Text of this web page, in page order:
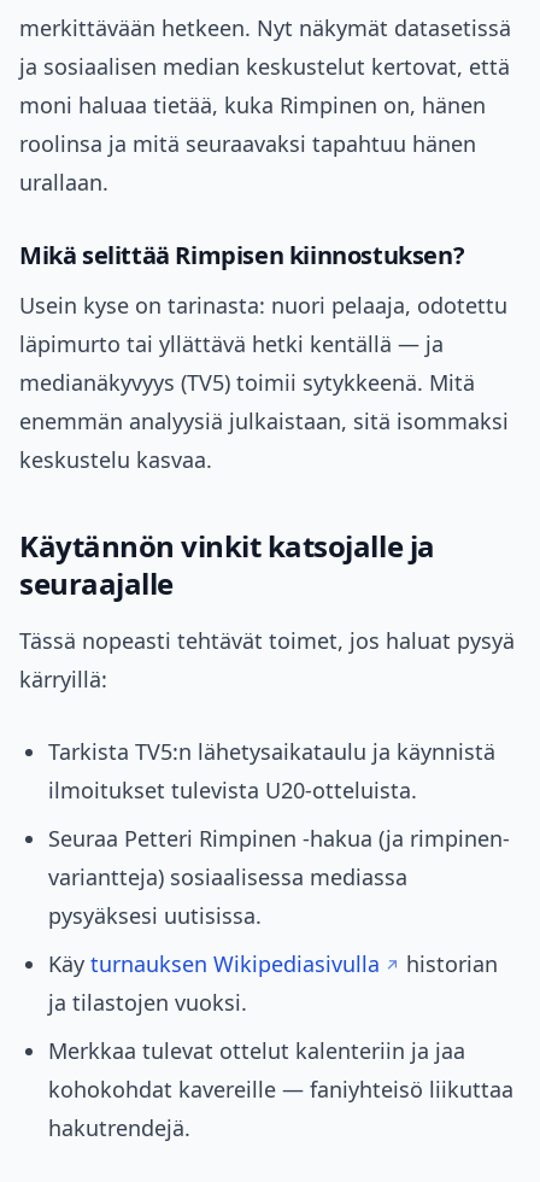
merkittävään hetkeen. Nyt näkymät datasetissä
ja sosiaalisen median keskustelut kertovat, että
moni haluaa tietää, kuka Rimpinen on, hänen
roolinsa ja mitä seuraavaksi tapahtuu hänen
urallaan.
Mikä selittää Rimpisen kiinnostuksen?
Usein kyse on tarinasta: nuori pelaaja, odotettu
läpimurto tai yllättävä hetki kentällä — ja
medianäkyvyys (TV5) toimii sytykkeenä. Mitä
enemmän analyysiä julkaistaan, sitä isommaksi
keskustelu kasvaa.
Käytännön vinkit katsojalle ja
seuraajalle
Tässä nopeasti tehtävät toimet, jos haluat pysyä
kärryillä:
Tarkista TV5:n lähetysaikataulu ja käynnistä
ilmoitukset tulevista U20-otteluista.
Seuraa Petteri Rimpinen -hakua (ja rimpinen-
variantteja) sosiaalisessa mediassa
pysyäksesi uutisissa.
Käy turnauksen Wikipediasivulla
historian
ja tilastojen vuoksi.
Merkkaa tulevat ottelut kalenteriin ja jaa
kohokohdat kavereille — faniyhteisö liikuttaa
hakutrendejä.